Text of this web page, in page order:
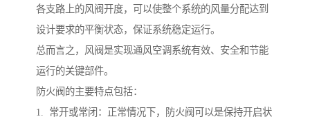
各支路上的风阀开度，可以使整个系统的风量分配达到
设计要求的平衡状态，保证系统稳定运行。
总而言之，风阀是实现通风空调系统有效、安全和节能
运行的关键部件。
防火阀的主要特点包括：
1. 常开或常闭：正常情况下，防火阀可以是保持开启状